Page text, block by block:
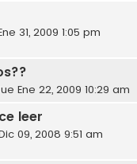
31, 2009 1:05 pm
Ene 22, 2009 10:29 am
leer
09, 2008 9:51 am